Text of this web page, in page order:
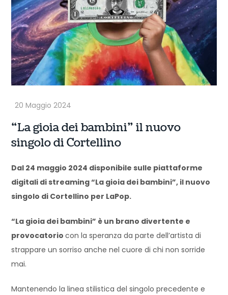
“La gioia dei bambini” il nuovo
singolo di Cortellino
Dal 24 maggio 2024 disponibile sulle piattaforme
digitali di streaming “La gioia dei bambini”, il nuovo
singolo di Cortellino per LaPop.
“La gioia dei bambini” è un brano divertente e
provocatoriocon la speranza da parte dell’artista di
strappare un sorriso anche nel cuore di chi non sorride
mai.
Mantenendo la linea stilistica del singolo precedente e